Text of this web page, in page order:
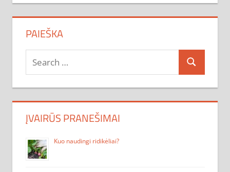
PAIEŠKA
Search
for:
Search
ĮVAIRŪS PRANEŠIMAI
Kuo naudingi ridikėliai?